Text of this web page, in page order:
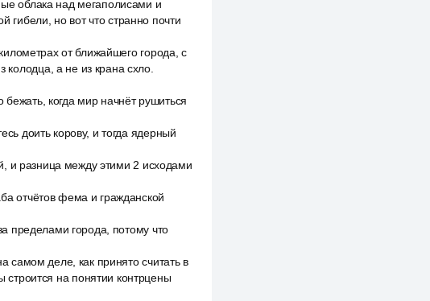
облака над мегаполисами и
гибели, но вот что странно почти
от ближайшего города, с
колодца, а не из крана схло.
когда мир начнёт рушиться
доить корову, и тогда ядерный
и разница между этими 2 исходами
отчётов фема и гражданской
пределами города, потому что
самом деле, как принято считать в
на понятии контрцены